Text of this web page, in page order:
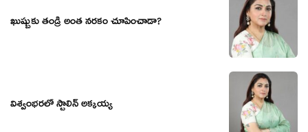
ఖుష్బుకు తండ్రి అంత నరకం చూపించాడా?
విశ్వంభరలో స్టాలిన్ అక్కయ్య